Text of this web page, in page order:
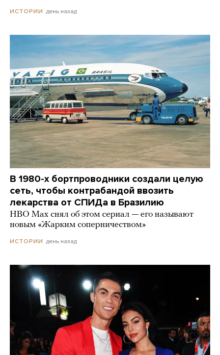
ИСТОРИИ день назад
В 1980-х бортпроводники создали целую
сеть, чтобы контрабандой ввозить
лекарства от СПИДа в Бразилию
HBO Max снял об этом сериал — его называют
новым «Жарким соперничеством»
ИСТОРИИ день назад